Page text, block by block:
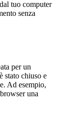
tuo computer
senza
per un
stato chiuso e
Ad esempio,
una